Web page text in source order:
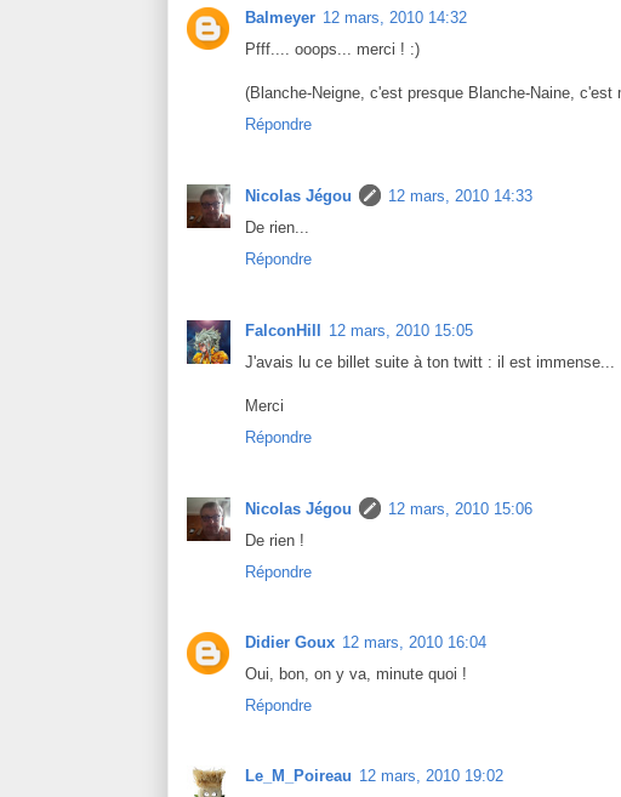
Balmeyer 12 mars, 2010 14:32
Pfff.... ooops... merci ! :)
(Blanche-Neigne, c'est presque Blanche-Naine, c'est
Répondre
Nicolas Jégou
12 mars, 2010 14:33
De rien...
Répondre
FalconHill 12 mars, 2010 15:05
J'avais lu ce billet suite à ton twitt : il est immense...
Merci
Répondre
Nicolas Jégou
12 mars, 2010 15:06
De rien !
Répondre
Didier Goux 12 mars, 2010 16:04
Oui, bon, on y va, minute quoi !
Répondre
Le_M_Poireau 12 mars, 2010 19:02